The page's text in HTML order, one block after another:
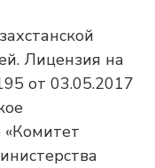
Лицензия на
от 03.05.2017
«Комитет